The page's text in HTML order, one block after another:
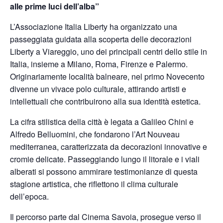
alle prime luci dell’alba”
L’Associazione Italia Liberty ha organizzato una
passeggiata guidata alla scoperta delle decorazioni
Liberty a Viareggio, uno dei principali centri dello stile in
Italia, insieme a Milano, Roma, Firenze e Palermo.
Originariamente località balneare, nel primo Novecento
divenne un vivace polo culturale, attirando artisti e
intellettuali che contribuirono alla sua identità estetica.
La cifra stilistica della città è legata a Galileo Chini e
Alfredo Belluomini, che fondarono l’Art Nouveau
mediterranea, caratterizzata da decorazioni innovative e
cromie delicate. Passeggiando lungo il litorale e i viali
alberati si possono ammirare testimonianze di questa
stagione artistica, che riflettono il clima culturale
dell’epoca.
Il percorso parte dal Cinema Savoia, prosegue verso il